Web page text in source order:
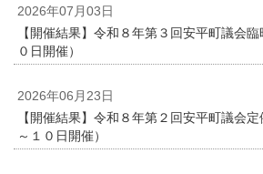
2026年07月03日
【開催結果】令和８年第３回安平町議会
０日開催）
2026年06月23日
【開催結果】令和８年第２回安平町議会
～１０日開催）